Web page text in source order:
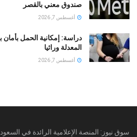
صندوق معني بالقصر
أغسطس 7, 2026
دراسة: إمكانية الحمل بأمان بعد
المعدلة وراثيا
أغسطس 7, 2026
سوق نيوز: المنصة الإعلامية الرائدة في